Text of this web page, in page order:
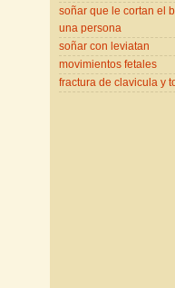
soñar que le cortan el
una persona
soñar con leviatan
movimientos fetales
fractura de clavicula y